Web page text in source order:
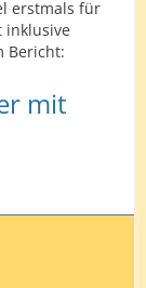
erstmals für
inklusive
Bericht:
mit